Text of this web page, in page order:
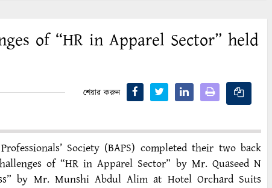
of “HR in Apparel Sector” held
শেয়ার করুন
Society (BAPS) completed their two back
of “HR in Apparel Sector” by Mr. Quaseed N
by Mr. Munshi Abdul Alim at Hotel Orchard Suits